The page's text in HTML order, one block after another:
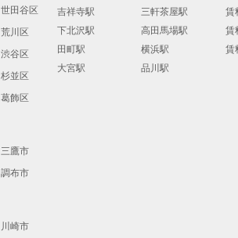
世田谷区
荒川区
渋谷区
杉並区
葛飾区
三鷹市
調布市
川崎市
吉祥寺駅
三軒茶屋駅
下北沢駅
高田馬場駅
田町駅
横浜駅
大宮駅
品川駅
賃
賃
賃